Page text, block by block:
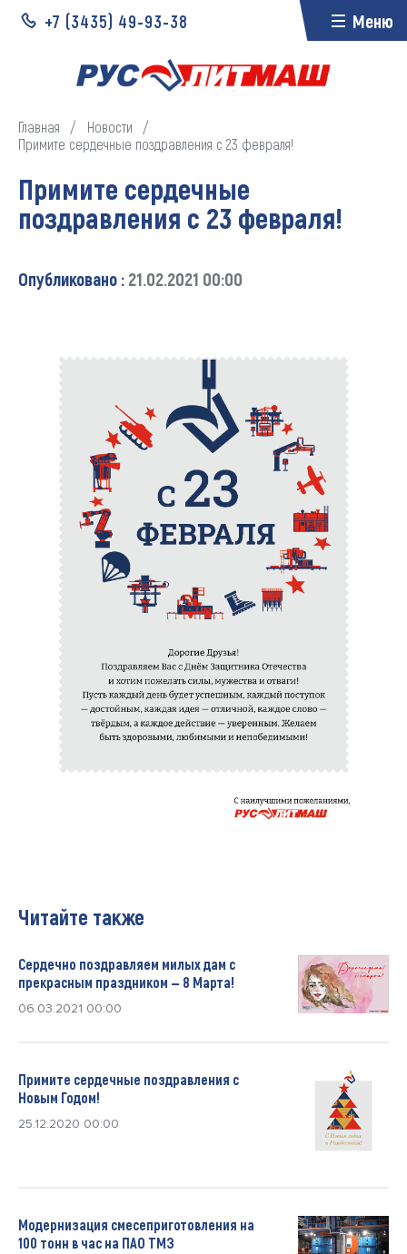
+7 (3435) 49-93-38 Меню
Главная
Новости
Примите сердечные поздравления с 23 февраля!
Примите сердечные
поздравления с 23 февраля!
Опубликовано : 21.02.2021 00:00
Читайте также
Сердечно поздравляем милых дам с
прекрасным праздником — 8 Марта!
06.03.2021 00:00
Примите сердечные поздравления с
Новым Годом!
25.12.2020 00:00
Модернизация смесеприготовления на
100 тонн в час на ПАО ТМЗ